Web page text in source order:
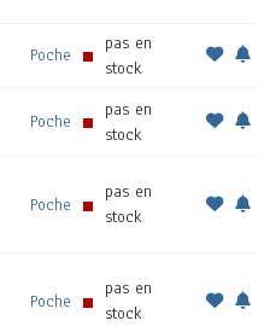
Poche
pas en
stock
Poche
pas en
stock
Poche
pas en
stock
Poche
pas en
stock